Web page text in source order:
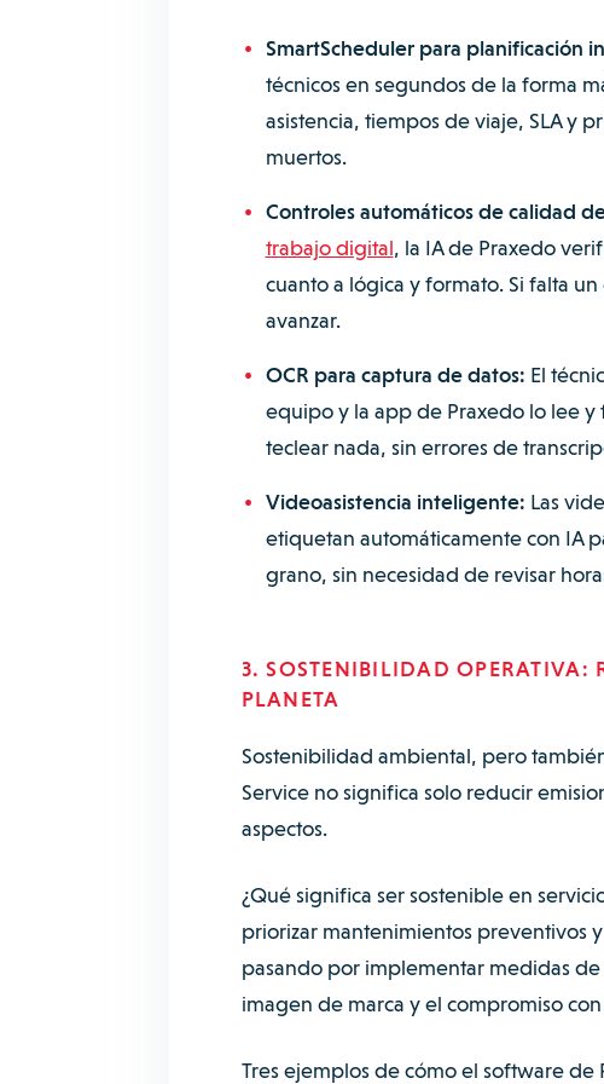
SmartScheduler para planificación
técnicos en segundos de la forma
asistencia, tiempos de viaje, SLA y
muertos.
Controles automáticos de calidad
trabajo digital, la IA de Praxedo
cuanto a lógica y formato. Si falta
avanzar.
OCR para captura de datos: El
equipo y la app de Praxedo lo lee y
teclear nada, sin errores de
Videoasistencia inteligente: Las
etiquetan automáticamente con IA
grano, sin necesidad de revisar
3. SOSTENIBILIDAD OPERATIVA:
PLANETA
Sostenibilidad ambiental, pero
Service no significa solo reducir
aspectos.
¿Qué significa ser sostenible en
priorizar mantenimientos preventivos
pasando por implementar medidas de
imagen de marca y el compromiso
Tres ejemplos de cómo el software